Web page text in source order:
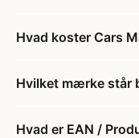
Hvad koster Cars
Hvilket mærke står
Hvad er EAN /